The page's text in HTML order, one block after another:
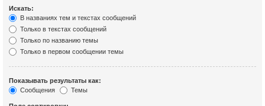
Искать:
В названиях тем и текстах сообщений
Только в текстах сообщений
Только по названию темы
Только в первом сообщении темы
Показывать результаты как:
Сообщения
Темы